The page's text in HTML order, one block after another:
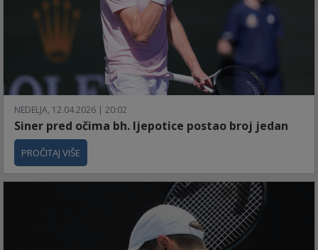
NEDELJA, 12.04.2026 | 20:02
Siner pred očima bh. ljepotice postao broj jedan
PROČITAJ VIŠE